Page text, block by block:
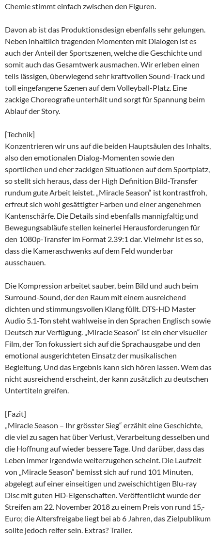
Chemie stimmt einfach zwischen den Figuren.
Davon ab ist das Produktionsdesign ebenfalls sehr gelungen.
Neben inhaltlich tragenden Momenten mit Dialogen ist es
auch der Anteil der Sportszenen, welche die Geschichte und
somit auch das Gesamtwerk ausmachen. Wir erleben einen
teils lässigen, überwiegend sehr kraftvollen Sound-Track und
toll eingefangene Szenen auf dem Volleyball-Platz. Eine
zackige Choreografie unterhält und sorgt für Spannung beim
Ablauf der Story.
[Technik]
Konzentrieren wir uns auf die beiden Hauptsäulen des Inhalts,
also den emotionalen Dialog-Momenten sowie den
sportlichen und eher zackigen Situationen auf dem Sportplatz,
so stellt sich heraus, dass der High Definition Bild-Transfer
rundum gute Arbeit leistet. „Miracle Season“ ist kontrastfroh,
erfreut sich wohl gesättigter Farben und einer angenehmen
Kantenschärfe. Die Details sind ebenfalls mannigfaltig und
Bewegungsabläufe stellen keinerlei Herausforderungen für
den 1080p-Transfer im Format 2.39:1 dar. Vielmehr ist es so,
dass die Kameraschwenks auf dem Feld wunderbar
ausschauen.
Die Kompression arbeitet sauber, beim Bild und auch beim
Surround-Sound, der den Raum mit einem ausreichend
dichten und stimmungsvollen Klang füllt. DTS-HD Master
Audio 5.1-Ton steht wahlweise in den Sprachen Englisch sowie
Deutsch zur Verfügung. „Miracle Season“ ist ein eher visueller
Film, der Ton fokussiert sich auf die Sprachausgabe und den
emotional ausgerichteten Einsatz der musikalischen
Begleitung. Und das Ergebnis kann sich hören lassen. Wem das
nicht ausreichend erscheint, der kann zusätzlich zu deutschen
Untertiteln greifen.
[Fazit]
„Miracle Season – Ihr grösster Sieg“ erzählt eine Geschichte,
die viel zu sagen hat über Verlust, Verarbeitung desselben und
die Hoffnung auf wieder bessere Tage. Und darüber, dass das
Leben immer irgendwie weiterzugehen scheint. Die Laufzeit
von „Miracle Season“ bemisst sich auf rund 101 Minuten,
abgelegt auf einer einseitigen und zweischichtigen Blu-ray
Disc mit guten HD-Eigenschaften. Veröffentlicht wurde der
Streifen am 22. November 2018 zu einem Preis von rund 15,-
Euro; die Altersfreigabe liegt bei ab 6 Jahren, das Zielpublikum
sollte jedoch reifer sein. Extras? Trailer.